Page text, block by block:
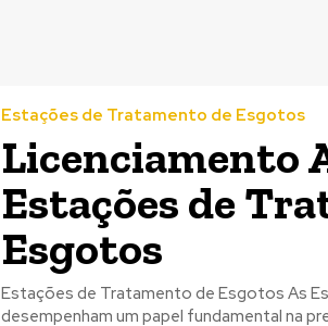
Estações de Tratamento de Esgotos
Licenciamento
Estações de
Esgotos
Estações de Tratamento de Esgotos As Estações de Tratamento de Esgotos (ETE)
desempenham um papel fundamental na